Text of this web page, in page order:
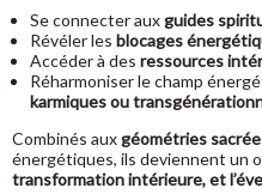
Se connecter auxguides
Révéler les blocages
Accéder à des ressources
Réharmoniser le champ
karmiques ou
Combinés auxgéométries
énergétiques, ils deviennent un
transformation intérieure, et